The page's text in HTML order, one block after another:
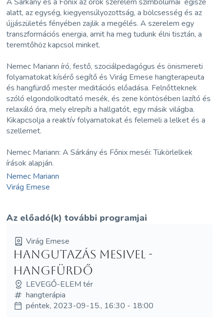
alatt, az egység, kiegyensúlyozottság, a bölcsesség és az
újjászületés fényében zajlik a megélés. A szerelem egy
transzformációs energia, amit ha meg tudunk élni tisztán, a
teremtőhöz kapcsol minket.
Nemec Mariann író, festő, szociálpedagógus és önismereti
folyamatokat kísérő segítő és Virág Emese hangterapeuta
és hangfürdő mester meditációs előadása. Felnőtteknek
szóló elgondolkodtató mesék, és zene köntösében lazító és
relaxáló óra, mely elrepíti a hallgatót, egy másik világba.
Kikapcsolja a reaktív folyamatokat és felemeli a lelket és a
szellemet.
Nemec Mariann: A Sárkány és Főnix meséi: Tükörlelkek
írások alapján.
Nemec Mariann
Virág Emese
Az előadó(k) további programjai
Virág Emese
Hangutazás Mesivel -
HANGFÜRDŐ
LEVEGŐ-ELEM tér
hangterápia
péntek, 2023-09-15., 16:30 - 18:00